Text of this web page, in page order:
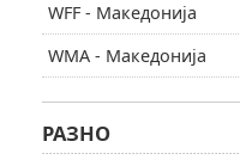
WFF - Македонија
WMA - Македонија
РАЗНО